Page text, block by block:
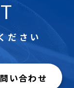
ださい
い合わせ